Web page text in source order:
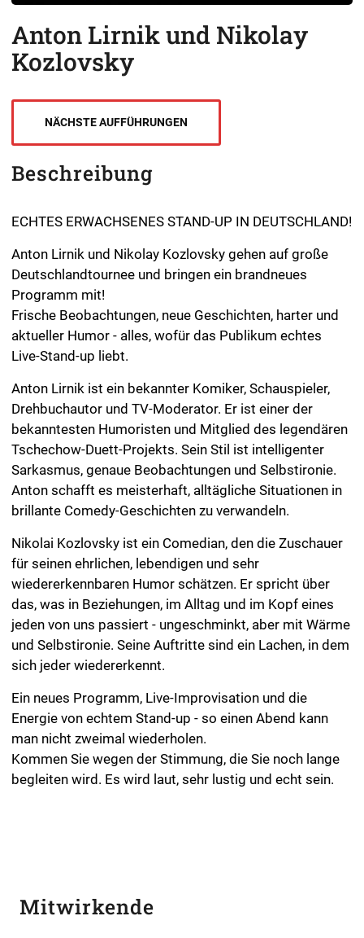
Anton Lirnik und Nikolay
Kozlovsky
NÄCHSTE AUFFÜHRUNGEN
Beschreibung
ECHTES ERWACHSENES STAND-UP IN DEUTSCHLAND!
Anton Lirnik und Nikolay Kozlovsky gehen auf große
Deutschlandtournee und bringen ein brandneues
Programm mit!
Frische Beobachtungen, neue Geschichten, harter und
aktueller Humor - alles, wofür das Publikum echtes
Live-Stand-up liebt.
Anton Lirnik ist ein bekannter Komiker, Schauspieler,
Drehbuchautor und TV-Moderator. Er ist einer der
bekanntesten Humoristen und Mitglied des legendären
Tschechow-Duett-Projekts. Sein Stil ist intelligenter
Sarkasmus, genaue Beobachtungen und Selbstironie.
Anton schafft es meisterhaft, alltägliche Situationen in
brillante Comedy-Geschichten zu verwandeln.
Nikolai Kozlovsky ist ein Comedian, den die Zuschauer
für seinen ehrlichen, lebendigen und sehr
wiedererkennbaren Humor schätzen. Er spricht über
das, was in Beziehungen, im Alltag und im Kopf eines
jeden von uns passiert - ungeschminkt, aber mit Wärme
und Selbstironie. Seine Auftritte sind ein Lachen, in dem
sich jeder wiedererkennt.
Ein neues Programm, Live-Improvisation und die
Energie von echtem Stand-up - so einen Abend kann
man nicht zweimal wiederholen.
Kommen Sie wegen der Stimmung, die Sie noch lange
begleiten wird. Es wird laut, sehr lustig und echt sein.
Mitwirkende